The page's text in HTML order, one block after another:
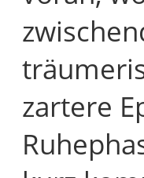
zartere